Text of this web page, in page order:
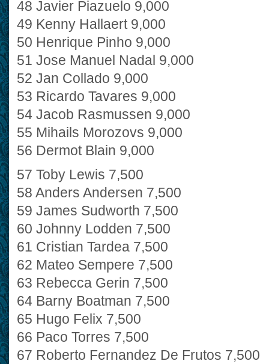
48 Javier Piazuelo 9,000
49 Kenny Hallaert 9,000
50 Henrique Pinho 9,000
51 Jose Manuel Nadal 9,000
52 Jan Collado 9,000
53 Ricardo Tavares 9,000
54 Jacob Rasmussen 9,000
55 Mihails Morozovs 9,000
56 Dermot Blain 9,000
57 Toby Lewis 7,500
58 Anders Andersen 7,500
59 James Sudworth 7,500
60 Johnny Lodden 7,500
61 Cristian Tardea 7,500
62 Mateo Sempere 7,500
63 Rebecca Gerin 7,500
64 Barny Boatman 7,500
65 Hugo Felix 7,500
66 Paco Torres 7,500
67 Roberto Fernandez De Frutos 7,500